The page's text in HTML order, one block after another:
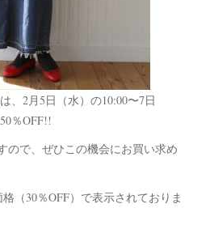
、2月5日（水）の10:00〜7日
％OFF!!
ので、ぜひこの機会にお買い求め
（30％OFF）で表示されておりま